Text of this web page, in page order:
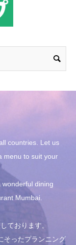
countries. Let us
menu to suit your
dining
Mumbai.
ております。
そったプランニング